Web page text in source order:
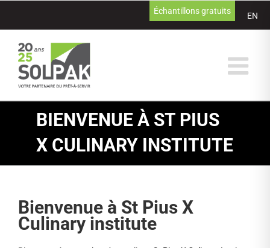
contenu
EN
Échantillons gratuits
BIENVENUE À ST PIUS
X CULINARY INSTITUTE
Bienvenue à St Pius X
Culinary institute